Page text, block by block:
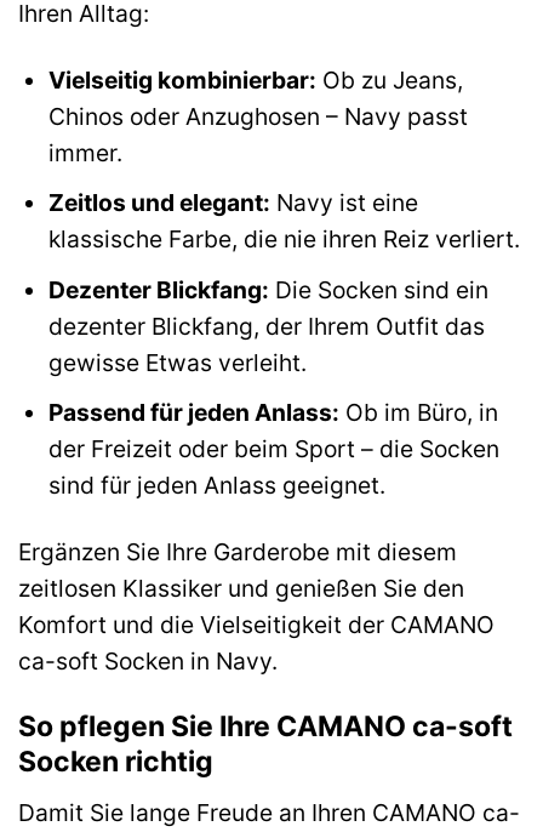
Ihren Alltag:
Vielseitig kombinierbar: Ob zu Jeans,
Chinos oder Anzughosen – Navy passt
immer.
Zeitlos und elegant: Navy ist eine
klassische Farbe, die nie ihren Reiz verliert.
Dezenter Blickfang: Die Socken sind ein
dezenter Blickfang, der Ihrem Outfit das
gewisse Etwas verleiht.
Passend für jeden Anlass: Ob im Büro, in
der Freizeit oder beim Sport – die Socken
sind für jeden Anlass geeignet.
Ergänzen Sie Ihre Garderobe mit diesem
zeitlosen Klassiker und genießen Sie den
Komfort und die Vielseitigkeit der CAMANO
ca-soft Socken in Navy.
So pflegen Sie Ihre CAMANO ca-soft
Socken richtig
Damit Sie lange Freude an Ihren CAMANO ca-